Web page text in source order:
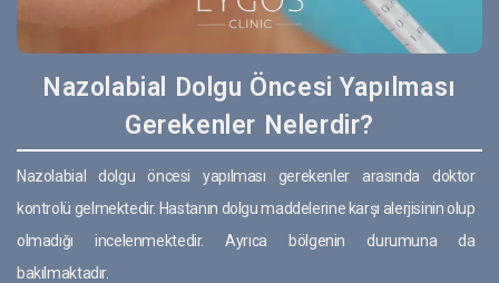
Nazolabial Dolgu Öncesi Yapılması
Gerekenler Nelerdir?
Nazolabial dolgu öncesi yapılması gerekenler arasında doktor
kontrolü gelmektedir. Hastanın dolgu maddelerine karşı alerjisinin olup
olmadığı incelenmektedir. Ayrıca bölgenin durumuna da
bakılmaktadır.